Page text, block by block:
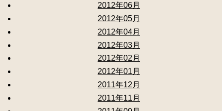
2012年06月
2012年05月
2012年04月
2012年03月
2012年02月
2012年01月
2011年12月
2011年11月